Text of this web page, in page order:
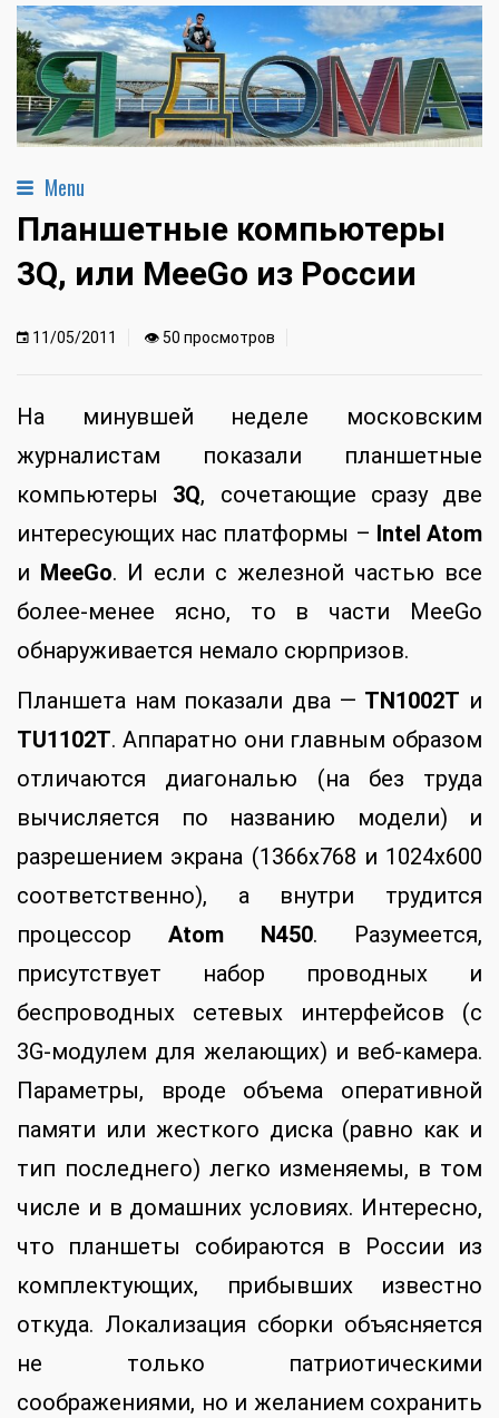
Menu
Планшетные компьютеры
3Q, или MeeGo из России
11/05/2011 👁 50 просмотров
На минувшей неделе московским
журналистам показали планшетные
компьютеры 3Q, сочетающие сразу две
интересующих нас платформы – Intel Atom
и MeeGo. И если с железной частью все
более-менее ясно, то в части MeeGo
обнаруживается немало сюрпризов.
Планшета нам показали два — TN1002T и
TU1102T. Аппаратно они главным образом
отличаются диагональю (на без труда
вычисляется по названию модели) и
разрешением экрана (1366х768 и 1024х600
соответственно), а внутри трудится
процессор Atom N450. Разумеется,
присутствует набор проводных и
беспроводных сетевых интерфейсов (с
3G-модулем для желающих) и веб-камера.
Параметры, вроде объема оперативной
памяти или жесткого диска (равно как и
тип последнего) легко изменяемы, в том
числе и в домашних условиях. Интересно,
что планшеты собираются в России из
комплектующих, прибывших известно
откуда. Локализация сборки объясняется
не только патриотическими
соображениями, но и желанием сохранить